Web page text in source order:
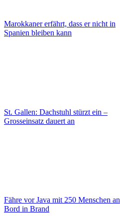
Marokkaner erfährt, dass er nicht in
Spanien bleiben kann
St. Gallen: Dachstuhl stürzt ein –
Grosseinsatz dauert an
Fähre vor Java mit 250 Menschen an
Bord in Brand